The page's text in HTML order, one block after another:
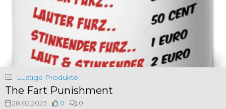
Lustige Produkte
The Fart Punishment
28.02.2023 0 0